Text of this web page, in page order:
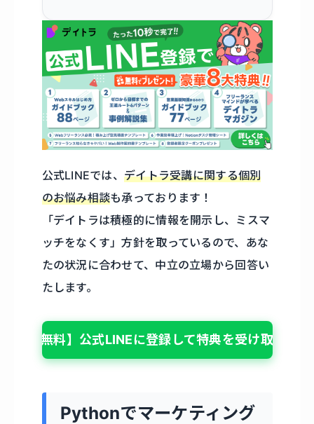
公式LINEでは、デイトラ受講に関する個別
のお悩み相談も承っております！
「デイトラは積極的に情報を開示し、ミスマ
ッチをなくす」方針を取っているので、あな
たの状況に合わせて、中立の立場から回答い
たします。
【無料】公式LINEに登録して特典を受け取る
Pythonでマーケティング